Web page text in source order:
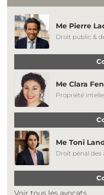
Me Pierre
Droit public &
Me Clara
Propriété
Me Toni
Droit pénal des
Voir tous les avocats